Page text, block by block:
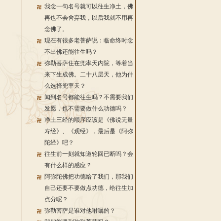
我念一句名号就可以往生净土，佛
再也不会舍弃我，以后我就不用再
念佛了。
现在有很多老菩萨说：临命终时念
不出佛还能往生吗？
弥勒菩萨住在兜率天内院，等着当
来下生成佛。二十八层天，他为什
么选择兜率天？
闻到名号都能往生吗？不需要我们
发愿，也不需要做什么功德吗？
净土三经的顺序应该是《佛说无量
寿经》、《观经》，最后是《阿弥
陀经》吧？
往生前一刻就知道轮回已断吗？会
有什么样的感应？
阿弥陀佛把功德给了我们，那我们
自己还要不要做点功德，给往生加
点分呢？
弥勒菩萨是谁对他咐嘱的？